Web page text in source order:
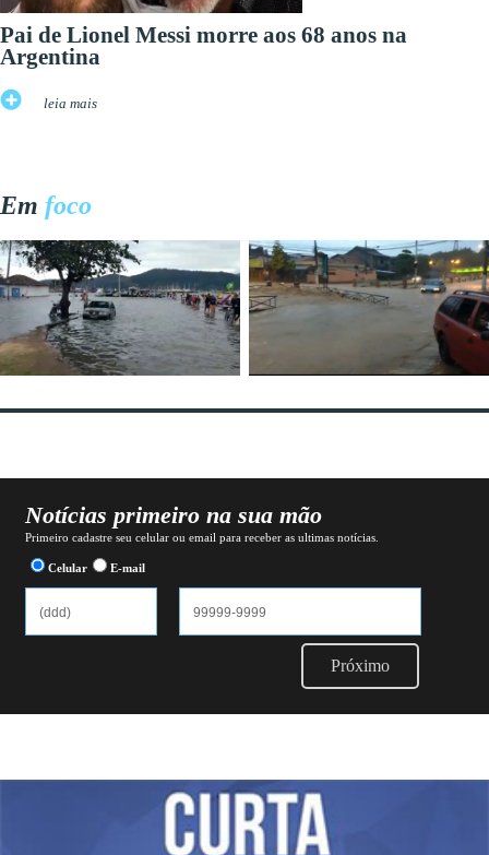
Pai de Lionel Messi morre aos 68 anos na
Argentina
leia mais
Em foco
Notícias primeiro na sua mão
Primeiro cadastre seu celular ou email para receber as ultimas notícias.
Celular E-mail
Próximo